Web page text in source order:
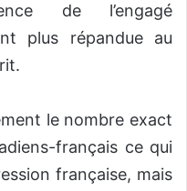
de l’engagé
plus répandue au
le nombre exact
français ce qui
française, mais